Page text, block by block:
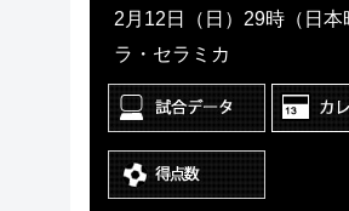
2月12日（日）29時（日本
ラ・セラミカ